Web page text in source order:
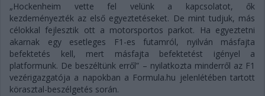
„Hockenheim vette fel velünk a kapcsolatot, ők
kezdeményezték az első egyeztetéseket. De mint tudjuk, más
célokkal fejlesztik ott a motorsportos parkot. Ha egyeztetni
akarnak egy esetleges F1-es futamról, nyilván másfajta
befektetés kell, mert másfajta befektetést igényel a
platformunk. De beszéltünk erről” – nyilatkozta minderről az F1
vezérigazgatója a napokban a Formula.hu jelenlétében tartott
körasztal-beszélgetés során.